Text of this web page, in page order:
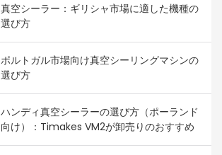
真空シーラー：ギリシャ市場に適した機種の
選び方
ポルトガル市場向け真空シーリングマシンの
選び方
ハンディ真空シーラーの選び方（ポーランド
向け）：Timakes VM2が卸売りのおすすめ